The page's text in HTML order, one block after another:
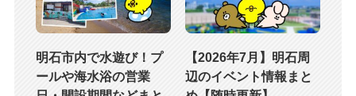
明石市内で水遊び！プ
ールや海水浴の営業
【2026年7月】明石周
辺のイベント情報まと